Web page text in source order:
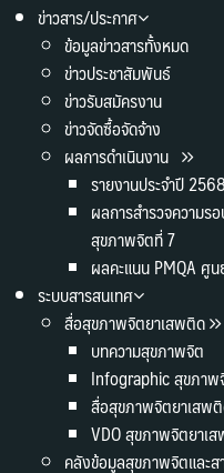
ข่าวสาร/ประกาศ
ข้อมูลข่าวสารทั้งหมด
ข่าวประชาสัมพันธ์
ข่าวรับสมัครงาน
ข่าวจัดซื้อจัดจ้าง
ผลการดำเนินงาน
รายงานประจำปี
ผลการสำรวจความ
สุขภาพจิตที่ 7
ผลคะแนน PMQA ศู
ระบบสารสนเทศ
สื่อสุขภาพจิตยาเสพติด
บทความสุขภาพจิต
Infographic สุขภาพ
สื่อสุขภาพจิตยาเสพ
VDO สุขภาพจิตยาเ
คลังข้อมูลสุขภาพจิตและ